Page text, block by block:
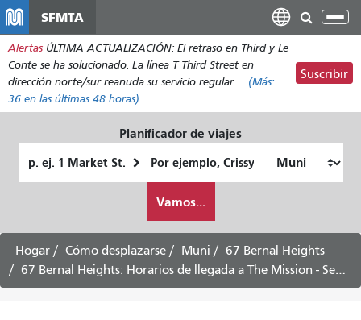
contenido
principal
SFMTA
Alertas ÚLTIMA ACTUALIZACIÓN: El retraso en Third y Le
Conte se ha solucionado. La línea T Third Street en
dirección norte/sur reanuda su servicio regular.
(Más:
36 en las últimas 48 horas)
Suscribir
Planificador de viajes
de
quiero
viajar
Vamos...
Hogar Cómo desplazarse Muni
67 Bernal Heights
67 Bernal Heights: Horarios de llegada a The Mission - Servicio dominical